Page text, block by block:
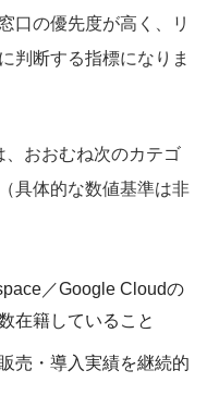
口の優先度が高く、リ
判断する指標になりま
、おおむね次のカテゴ
具体的な数値基準は非
／Google Cloudの
在籍していること
売・導入実績を継続的